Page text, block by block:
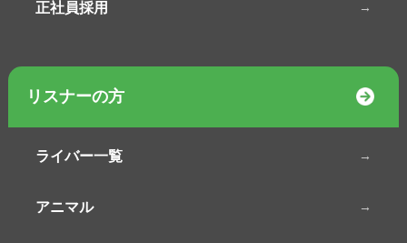
正社員採用
リスナーの方
ライバー一覧
アニマル